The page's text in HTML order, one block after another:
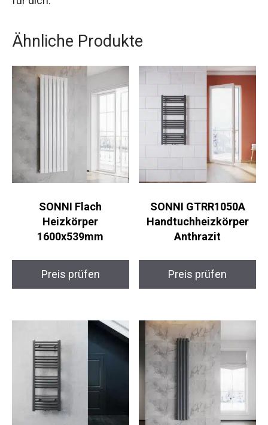
Ähnliche Produkte
SONNI Flach
Heizkörper
1600x539mm
Preis prüfen
SONNI GTRR1050A
Handtuchheizkörper
Anthrazit
Preis prüfen